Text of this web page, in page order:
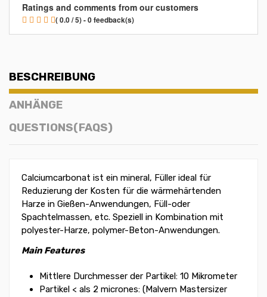
Ratings and comments from our customers
( 0.0 / 5) - 0 feedback(s)
BESCHREIBUNG
ANHÄNGE
QUESTIONS(FAQS)
Calciumcarbonat ist ein mineral, Füller ideal für
Reduzierung der Kosten für die wärmehärtenden
Harze in Gießen-Anwendungen, Füll-oder
Spachtelmassen, etc. Speziell in Kombination mit
polyester-Harze, polymer-Beton-Anwendungen.
Main Features
Mittlere Durchmesser der Partikel: 10 Mikrometer
Partikel < als 2 micrones: (Malvern Mastersizer